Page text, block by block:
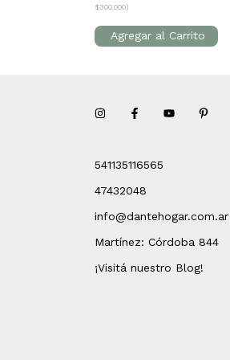
$300.000)
541135116565
47432048
info@dantehogar.com.ar
Martínez: Córdoba 844
¡Visitá nuestro Blog!